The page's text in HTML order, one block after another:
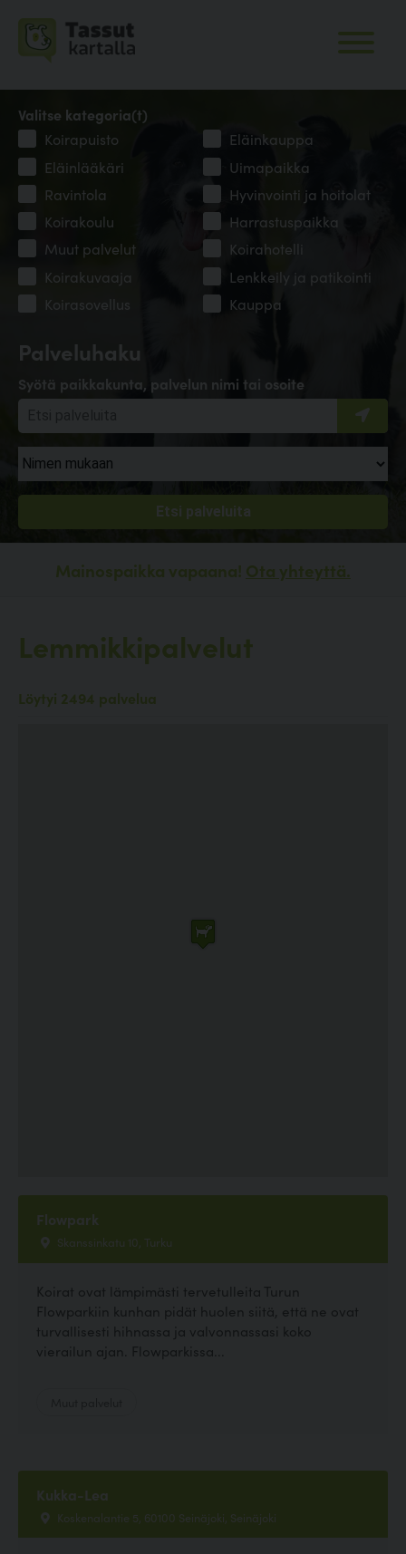
Palveluhaku
Syötä paikkakunta, palvelun nimi tai osoite
Valitse kategoria(t)
Koirapuisto
Eläinkauppa
Eläinlääkäri
Uimapaikka
Ravintola
Hyvinvointi ja hoitolat
Koirakoulu
Harrastuspaikka
Muut palvelut
Koirahotelli
Koirakuvaaja
Lenkkeily ja patikointi
Koirasovellus
Kauppa
Mainospaikka vapaana! Ota yhteyttä.
Lemmikkipalvelut
Löytyi 2494 palvelua
Flowpark
Skanssinkatu 10, Turku
Koirat ovat lämpimästi tervetulleita Turun
Flowparkiin kunhan pidät huolen siitä, että ne ovat
turvallisesti hihnassa ja valvonnassasi koko
vierailun ajan. Flowparkissa...
Kukka-Lea
Koskenalantie 5, 60100 Seinäjoki, Seinäjoki